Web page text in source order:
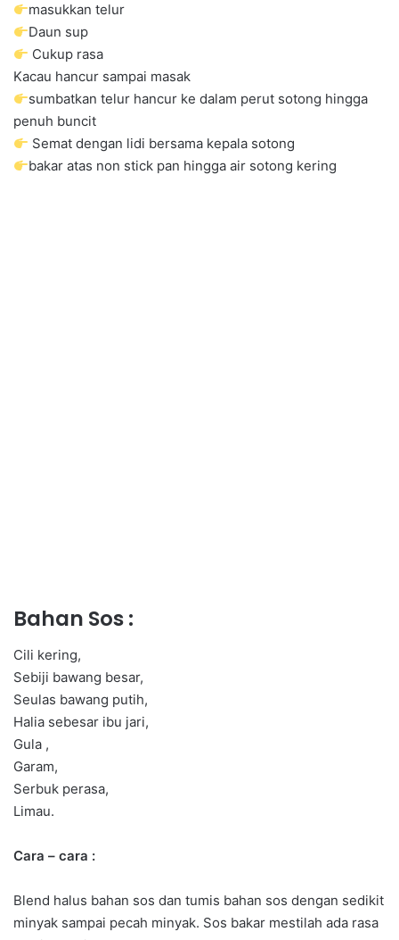
masukkan telur
Daun sup
Cukup rasa
Kacau hancur sampai masak
sumbatkan telur hancur ke dalam perut sotong hingga
penuh buncit
Semat dengan lidi bersama kepala sotong
bakar atas non stick pan hingga air sotong kering
Bahan Sos :
Cili kering,
Sebiji bawang besar,
Seulas bawang putih,
Halia sebesar ibu jari,
Gula ,
Garam,
Serbuk perasa,
Limau.
Cara – cara :
Blend halus bahan sos dan tumis bahan sos dengan sedikit
minyak sampai pecah minyak. Sos bakar mestilah ada rasa